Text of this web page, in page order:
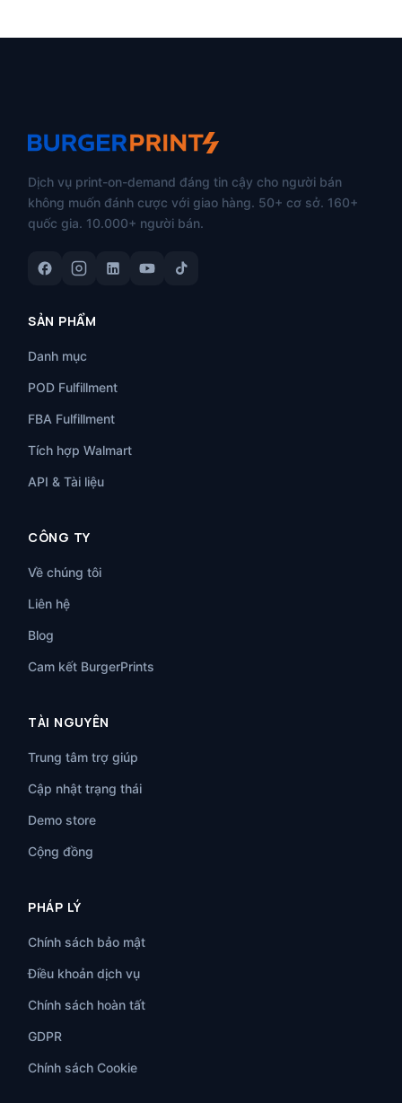
Dịch vụ print-on-demand đáng tin cậy cho người bán
không muốn đánh cược với giao hàng. 50+ cơ sở. 160+
quốc gia. 10.000+ người bán.
SẢN PHẨM
Danh mục
POD Fulfillment
FBA Fulfillment
Tích hợp Walmart
API & Tài liệu
CÔNG TY
Về chúng tôi
Liên hệ
Blog
Cam kết BurgerPrints
TÀI NGUYÊN
Trung tâm trợ giúp
Cập nhật trạng thái
Demo store
Cộng đồng
PHÁP LÝ
Chính sách bảo mật
Điều khoản dịch vụ
Chính sách hoàn tất
GDPR
Chính sách Cookie